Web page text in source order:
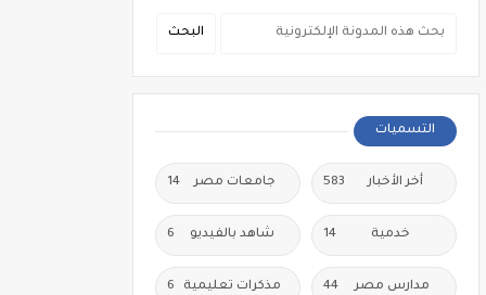
التسميات
أخر الأخبار 583 جامعات مصر 14
خدمية 14 شاهد بالفيديو 6
مدارس مصر 44 مذكرات تعليمية 6